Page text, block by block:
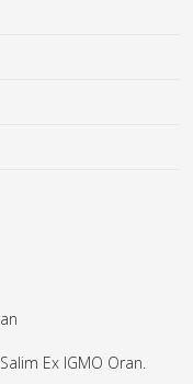
Ex IGMO Oran.